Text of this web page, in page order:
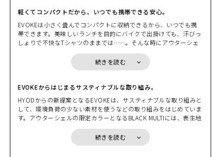
採用していますのでかさばらず着心地も軽やかです。また、インサ
レーションウエアやインナーはデザインやカラーもバリエーション
を豊富にご用意しています。インナーとの組み合わせを楽しんでく
ださい。
軽くてコンパクトだから、いつでも携帯できる安心。
EVOKEは小さく畳んでコンパクトに収納できるから、いつでも携
帯できます。美味しいランチを目的にバイクで出掛けても、汗びっ
しょりで不快なTシャツのままでは……。そんな時にアウターシェ
れば、気持ちよく美味しいランチを堪能できることでしょう。ま
た、EVOKEはコンパクトに収納できますので携帯することも簡単
ェルをバイクに掛けておくのはとても不安。風に飛ばされたり、い
たずらされたり、盗まれたりするかもしれません。でも、EVOKE
は小さく畳んでコンパクトに収納でき携帯しやすい。携帯すること
で、そんな不安を解消できるのです。
続きを読む
EVOKEからはじまるサスティナブルな取り組み。
HYODからの新提案となるEVOKEは、サスティナブルな取り組みと
して、環境負荷の少ない素材を使うなどの取り組みをはじめていま
す。アウターシェルの限定カラーとなるBLACK MULTIには、表生地
Oプロテクターは、高い衝撃吸収性を持ちながら単一のポリマー素
材を使うことで簡単にリサイクルすることができます。そして何よ
続きを読む
(税込)
HEATHER EMERAL
M
¥22,000(税込)
カートに入れる
HEATHER EMERAL
カートに入れる
HEATHER GREY
S
¥22,000(税込)
カートに入れる
LIGHT GREY
カートに入れる